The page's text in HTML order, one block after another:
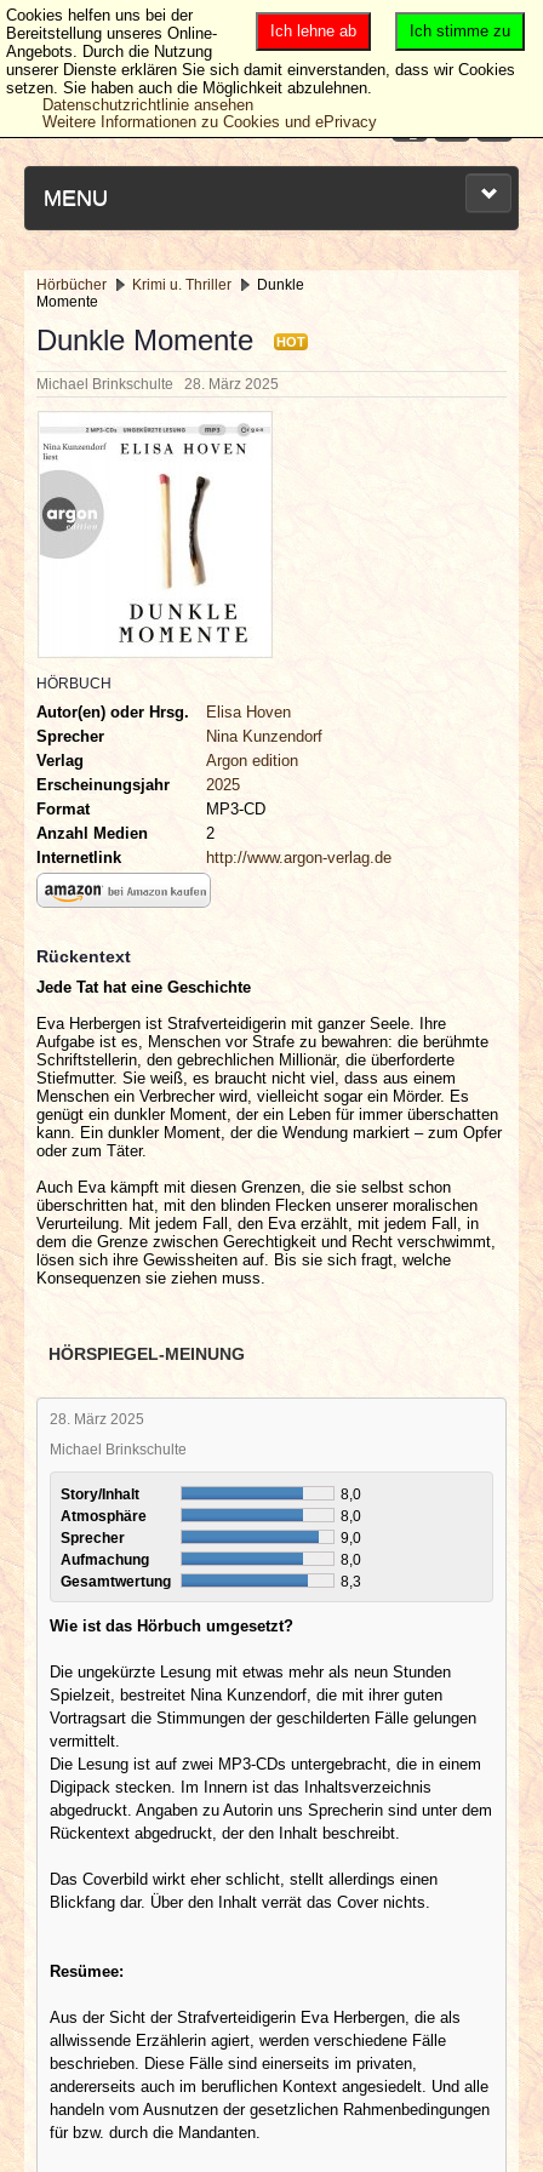
MENU
NEUESTE ARTIKEL
NEWS & DATES
BERICHTE
VERLOSUNGEN
INTERVIEWS
SPECIALS
REDAKTION
LINKS
ARCHIV
Hörbücher Krimi u. Thriller
Dunkle
Momente
Dunkle Momente HOT
Michael Brinkschulte 28. März 2025
HÖRBUCH
Autor(en) oder Hrsg.
Elisa Hoven
Sprecher
Nina Kunzendorf
Verlag
Argon edition
Erscheinungsjahr
2025
Format
MP3-CD
Anzahl Medien
2
Internetlink
http://www.argon-verlag.de
Rückentext
Jede Tat hat eine Geschichte
Eva Herbergen ist Strafverteidigerin mit ganzer Seele. Ihre
Aufgabe ist es, Menschen vor Strafe zu bewahren: die berühmte
Schriftstellerin, den gebrechlichen Millionär, die überforderte
Stiefmutter. Sie weiß, es braucht nicht viel, dass aus einem
Menschen ein Verbrecher wird, vielleicht sogar ein Mörder. Es
genügt ein dunkler Moment, der ein Leben für immer überschatten
kann. Ein dunkler Moment, der die Wendung markiert – zum Opfer
oder zum Täter.
Auch Eva kämpft mit diesen Grenzen, die sie selbst schon
überschritten hat, mit den blinden Flecken unserer moralischen
Verurteilung. Mit jedem Fall, den Eva erzählt, mit jedem Fall, in
dem die Grenze zwischen Gerechtigkeit und Recht verschwimmt,
lösen sich ihre Gewissheiten auf. Bis sie sich fragt, welche
Konsequenzen sie ziehen muss.
HÖRSPIEGEL-MEINUNG
28. März 2025
Michael Brinkschulte
Story/Inhalt
8,0
Atmosphäre
8,0
Sprecher
9,0
Aufmachung
8,0
Gesamtwertung
8,3
Wie ist das Hörbuch umgesetzt?
Die ungekürzte Lesung mit etwas mehr als neun Stunden
Spielzeit, bestreitet Nina Kunzendorf, die mit ihrer guten
Vortragsart die Stimmungen der geschilderten Fälle gelungen
vermittelt.
Die Lesung ist auf zwei MP3-CDs untergebracht, die in einem
Digipack stecken. Im Innern ist das Inhaltsverzeichnis
abgedruckt. Angaben zu Autorin uns Sprecherin sind unter dem
Rückentext abgedruckt, der den Inhalt beschreibt.
Das Coverbild wirkt eher schlicht, stellt allerdings einen
Blickfang dar. Über den Inhalt verrät das Cover nichts.
Resümee:
Aus der Sicht der Strafverteidigerin Eva Herbergen, die als
allwissende Erzählerin agiert, werden verschiedene Fälle
beschrieben. Diese Fälle sind einerseits im privaten,
andererseits auch im beruflichen Kontext angesiedelt. Und alle
handeln vom Ausnutzen der gesetzlichen Rahmenbedingungen
für bzw. durch die Mandanten.
Ich stimme zu
Ich lehne ab
Cookies helfen uns bei der
Bereitstellung unseres Online-
Angebots. Durch die Nutzung
unserer Dienste erklären Sie sich damit einverstanden, dass wir Cookies
setzen. Sie haben auch die Möglichkeit abzulehnen.
Datenschutzrichtlinie ansehen
Weitere Informationen zu Cookies und ePrivacy